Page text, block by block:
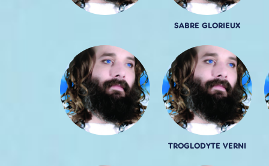
SABRE GLORIEUX
TROGLODYTE VERNI